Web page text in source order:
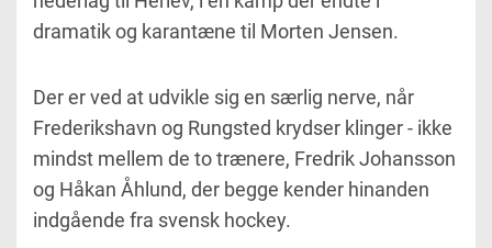
dramatik og karantæne til Morten Jensen.
Der er ved at udvikle sig en særlig nerve, når
Frederikshavn og Rungsted krydser klinger - ikke
mindst mellem de to trænere, Fredrik Johansson
og Håkan Åhlund, der begge kender hinanden
indgående fra svensk hockey.